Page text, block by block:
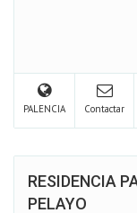
PALENCIA Contactar
RESIDENCIA
PELAYO